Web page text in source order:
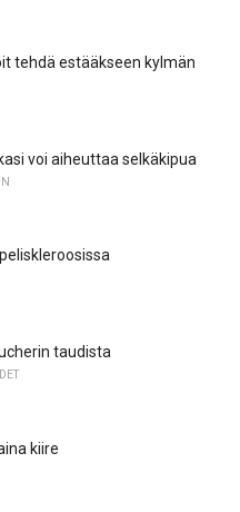
tehdä estääkseen kylmän
voi aiheuttaa selkäkipua
taudista
kiire